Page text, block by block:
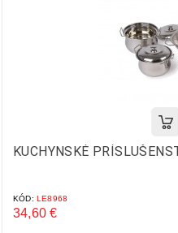
KUCHYNSKÉ
KÓD: LE8968
34,60 €